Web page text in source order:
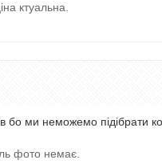
ктуальна.
бо ми неможемо підібрати
фото немає.